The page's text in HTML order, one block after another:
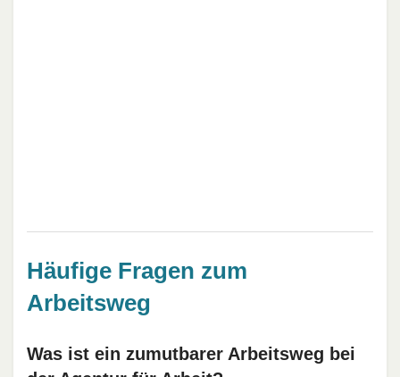
Häufige Fragen zum
Arbeitsweg
Was ist ein zumutbarer Arbeitsweg bei